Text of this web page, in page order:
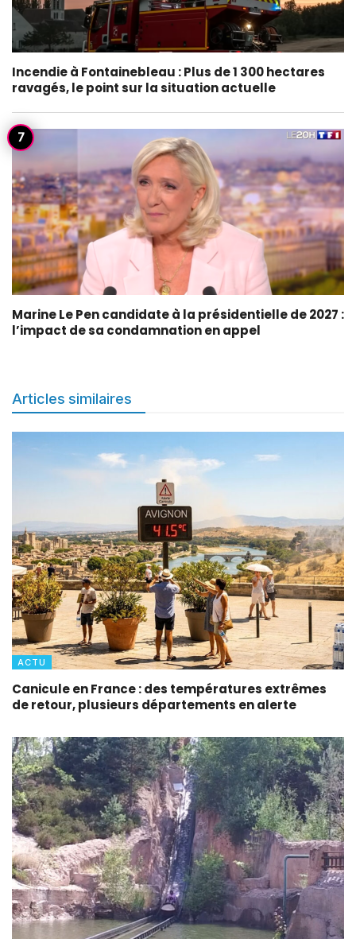
Incendie à Fontainebleau : Plus de 1 300 hectares
ravagés, le point sur la situation actuelle
Marine Le Pen candidate à la présidentielle de 2027 :
l’impact de sa condamnation en appel
Articles similaires
ACTU
Canicule en France : des températures extrêmes
de retour, plusieurs départements en alerte